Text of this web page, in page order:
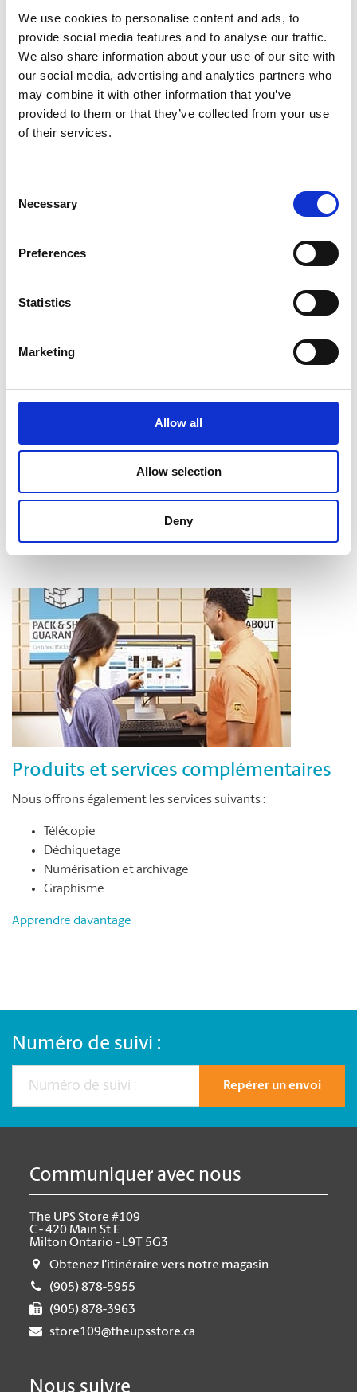
We use cookies to personalise content and ads, to
provide social media features and to analyse our traffic.
We also share information about your use of our site with
our social media, advertising and analytics partners who
may combine it with other information that you’ve
provided to them or that they’ve collected from your use
of their services.
Selection
Necessary
Preferences
Statistics
Marketing
Allow all
Allow selection
Deny
Apprendre davantage
Services de finition de documents
Donnez fière allure à vos documents grâce à nos services de
Assemblage
Mise en bloc
Produits et services complémentaires
Nous offrons également les services suivants :
Télécopie
Déchiquetage
Numérisation et archivage
Graphisme
Apprendre davantage
Numéro de suivi :
Repérer un envoi
Communiquer avec nous
The UPS Store #109
C - 420 Main St E
Milton Ontario - L9T 5G3
Obtenez l'itinéraire vers notre magasin
(905) 878-5955
(905) 878-3963
store109@theupsstore.ca
Nous suivre